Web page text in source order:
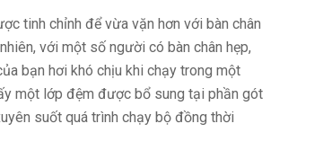
tinh chỉnh để vừa vặn hơn với bàn chân
với một số người có bàn chân hẹp,
bạn hơi khó chịu khi chạy trong một
một lớp đệm được bổ sung tại phần gót
suốt quá trình chạy bộ đồng thời